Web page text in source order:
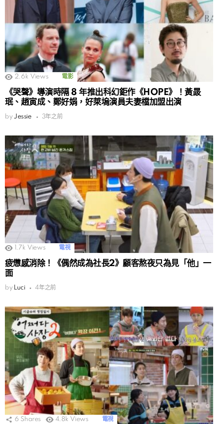
2.6k Views 電影
《哭聲》導演時隔 8 年推出科幻鉅作《HOPE》！黃晸
珉、趙寅成、鄭好娟，好萊塢演員夫妻檔加盟出演
by Jessie 3年之前
1.7k Views 電視
疲憊感消除！《偶然成為社長2》顧客熬夜只為見「他」一
面
by Luci 4年之前
6 Shares 4.8k Views 電視